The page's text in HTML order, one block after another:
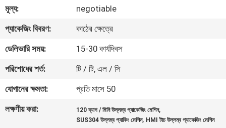
নিয়ন্ত্রণ
আমাদের
সাথে
যোগাযোগ
করুন
মূল্য:
negotiable
প্যাকেজিং বিবরণ:
কাঠের ক্ষেত্রে
ডেলিভারি সময়:
15-30 কার্যদিবস
পরিশোধের শর্ত:
টি / টি, এল / সি
যোগানের ক্ষমতা:
প্রতি মাসে 50
লক্ষণীয় করা:
120 ব্যাগ / মিনি উল্লম্ব প্যাকেজিং মেশিন,
SUS304 উল্লম্ব প্যাকিং মেশিন, HMI টাচ উল্লম্ব প্যাকেজিং মেশিন